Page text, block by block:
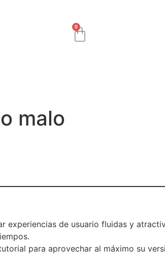
0
malo
experiencias de usuario fluidas y
para aprovechar al máximo su